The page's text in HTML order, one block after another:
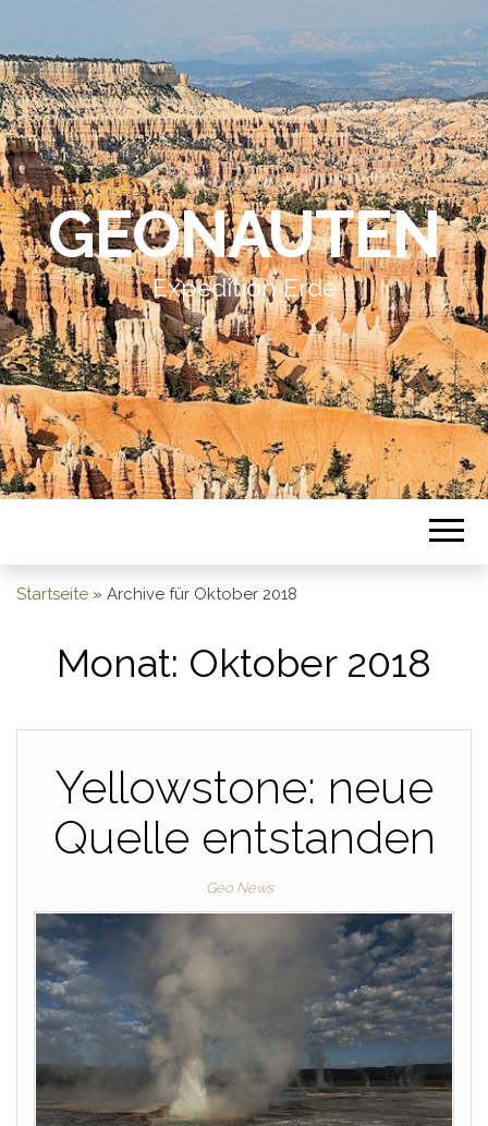
GEONAUTEN
Expedition Erde
Startseite » Archive für Oktober 2018
Monat: Oktober 2018
Yellowstone: neue
Quelle entstanden
Geo News